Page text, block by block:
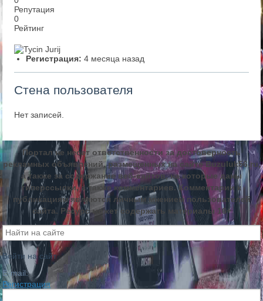
Репутация
0
Рейтинг
Регистрация: 4 месяца назад
Стена пользователя
Нет записей.
Портал не несет ответственности за достоверность
рекламных объявлений, размещенных на сайте Buzuluk56.ru,
а также за содержание веб-сайтов, на которые даны
гиперссылки, а также комментариев. Комментарии к
публикациям являются личным мнением пользователей
сайта. Ресурс может содержать материалы 16+
Войти на сайт
E-mail:
Регистрация